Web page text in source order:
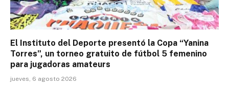
El Instituto del Deporte presentó la Copa “Yanina
Torres”, un torneo gratuito de fútbol 5 femenino
para jugadoras amateurs
jueves, 6 agosto 2026